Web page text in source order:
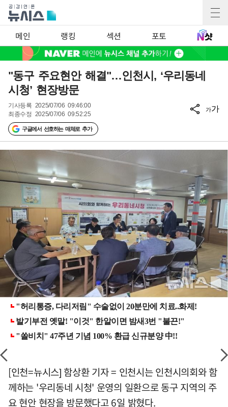
메인 랭킹 섹션 포토
"동구 주요현안 해결"…인천시, ‘우리동네
시청’ 현장방문
기사등록 2025/07/06 09:46:00
최종수정 2025/07/06 09:52:25
구글에서 선호하는 매체로 추가
가가
[인천=뉴시스] 함상환 기자 = 인천시는 인천시의회와 함
께하는 '우리동네 시청' 운영의 일환으로 동구 지역의 주
요 현안 현장을 방문했다고 6일 밝혔다.